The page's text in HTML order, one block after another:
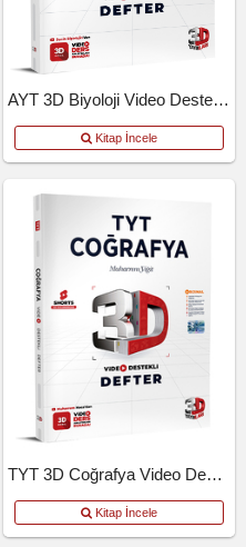
AYT 3D Biyoloji Video Destekli Defter
Kitap İncele
TYT 3D Coğrafya Video Destekli Defter
Kitap İncele